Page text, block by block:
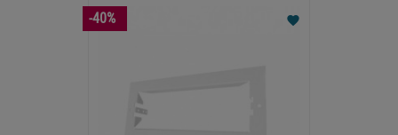
favorite
-40%